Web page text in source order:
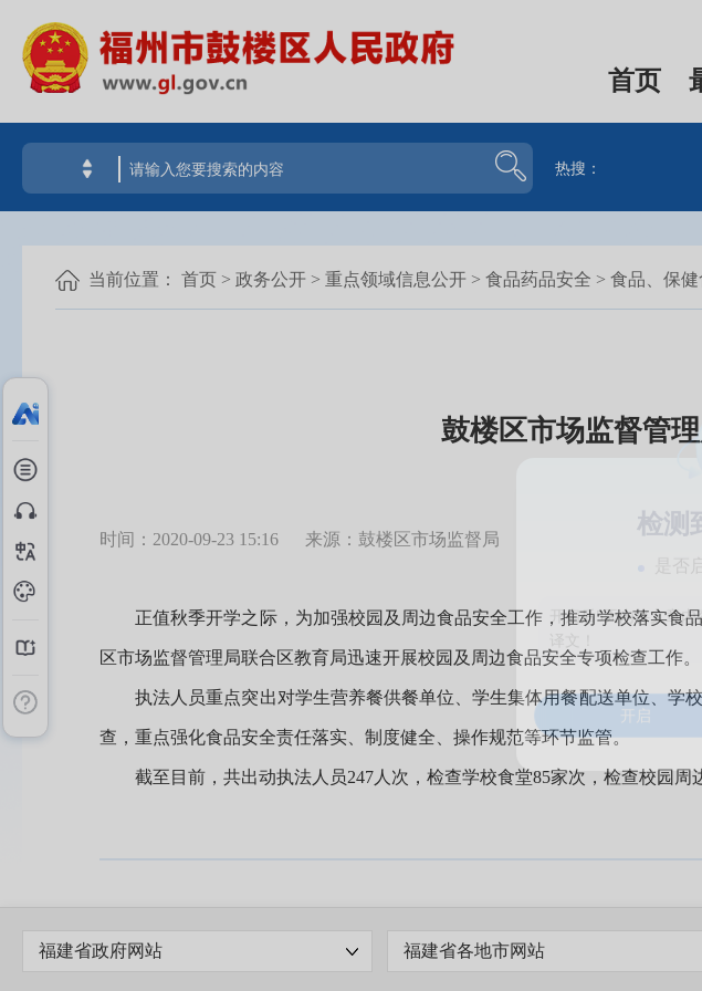
首页
热搜：
当前位置： 首页 > 政务公开 > 重点领域信息公开 > 食品药品安全 > 食品、保
鼓楼区市场监督管
时间：2020-09-23 15:16 来源：鼓楼区市场监督局
正值秋季开学之际，为加强校园及周边食品安全工作，推动学校落实食
区市场监督管理局联合区教育局迅速开展校园及周边食品安全专项检查工作。
执法人员重点突出对学生营养餐供餐单位、学生集体用餐配送单位、学
查，重点强化食品安全责任落实、制度健全、操作规范等环节监管。
截至目前，共出动执法人员247人次，检查学校食堂85家次，检查校园周
福建省政府网站 福建省各地市网站
检测
开启后5天内将文章
译文！